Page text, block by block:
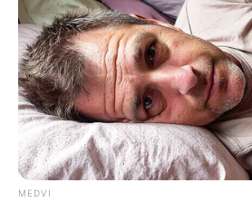
10 Foods That Instantly
BRAINBERRIES
MEDVI